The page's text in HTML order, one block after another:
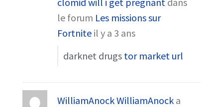
le forum Les missions sur
Fortnite il y a 3 ans
darknet drugs tor market url
WilliamAnock WilliamAnock a